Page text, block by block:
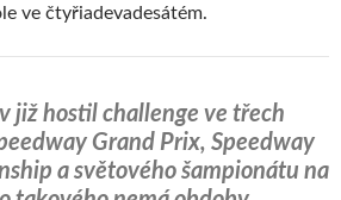
ve čtyřiadevadesátém.
již hostil challenge ve třech
Grand Prix, Speedway
a světového šampionátu na